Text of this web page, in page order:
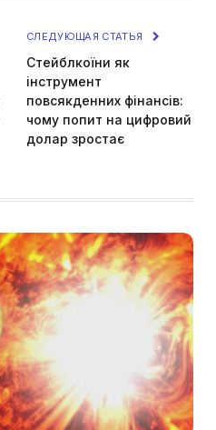
СЛЕДУЮЩАЯ СТАТЬЯ
Стейблкоїни як
інструмент
повсякденних фінансів:
чому попит на цифровий
долар зростає